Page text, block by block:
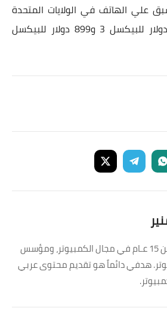
علي الهاتف في الولايات المتحدة
الأمريكية بسعر 799 دولار للبيكسل 3 و899 دولار للبيكسل
خبرة لاكثر من 15 عـام في مجال الكمبيوتر، ومؤسس
هدفي دائماً هو تقديم محتوى عربي